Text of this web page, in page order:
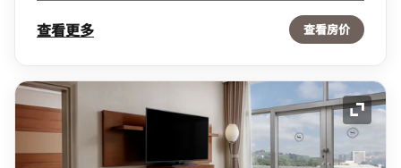
查看更多 查看房价
展开